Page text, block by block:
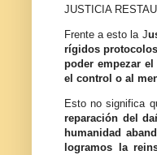
JUSTICIA
Frente a esto la J
rígidos
poder empezar
el control o al
Esto no significa
reparación del
humanidad
logramos la